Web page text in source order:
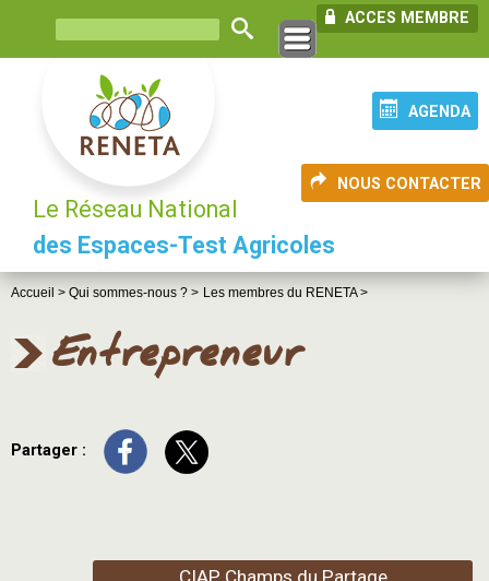
ACCES MEMBRE
AGENDA
NOUS CONTACTER
Le Réseau National
des Espaces-Test Agricoles
Accueil > Qui sommes-nous ? > Les membres du RENETA >
Entrepreneur
Partager :
CIAP Champs du Partage